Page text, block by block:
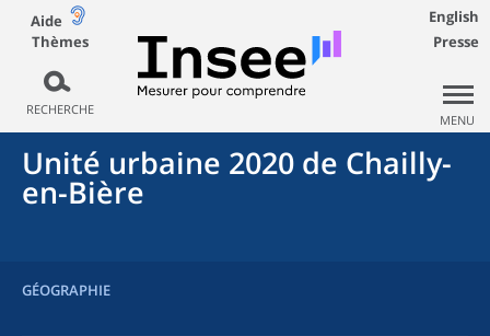
Aide
Thèmes
RECHERCHE
English
Presse
MENU
Unité urbaine 2020 de Chailly-
en-Bière
GÉOGRAPHIE